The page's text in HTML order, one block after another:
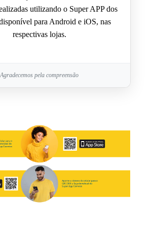
utilizando o Super APP dos
para Android e iOS, nas
respectivas lojas.
Agradecemos pela compreensão